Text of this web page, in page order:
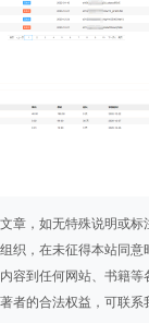
章，如无特殊说明或标
织，在未征得本站同意
容到任何网站、书籍等
者的合法权益，可联系